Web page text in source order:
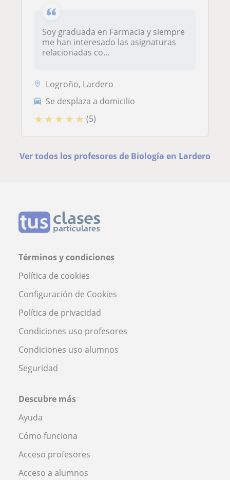
Soy graduada en Farmacia y siempre
me han interesado las asignaturas
relacionadas co...
Logroño, Lardero
Se desplaza a domicilio
★ ★ ★ ★ ★ (5)
Ver todos los profesores de Biología en Lardero
Términos y condiciones
Política de cookies
Configuración de Cookies
Política de privacidad
Condiciones uso profesores
Condiciones uso alumnos
Seguridad
Descubre más
Ayuda
Cómo funciona
Acceso profesores
Acceso a alumnos